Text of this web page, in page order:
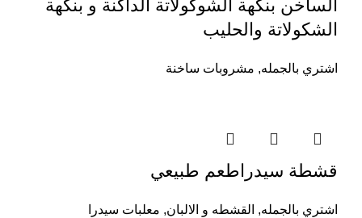
الساخن بنكهة الشوكولاتة الداكنة و بنكهة
الشكولاتة والحليب
اشتري بالجمله, مشروبات ساخنة
قشطة سيدراطعم طبيعي
اشتري بالجمله, القشطه و الالبان, معلبات سيدرا